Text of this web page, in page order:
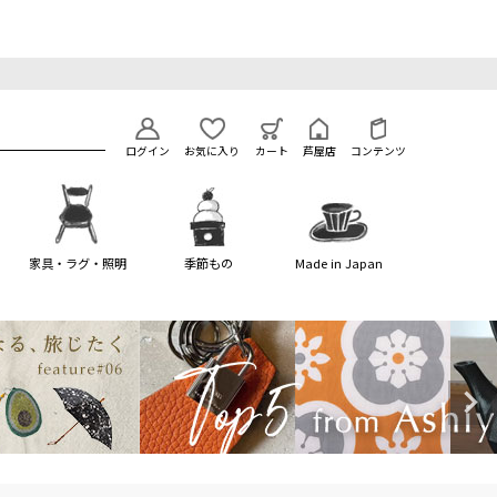
ログイン お気に入り カート 芦屋店 コンテンツ
家具・ラグ・照明 季節もの Made in Japan